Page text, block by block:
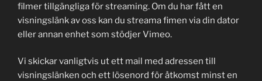
filmer tillgängliga för streaming. Om du har fått en
visningslänk av oss kan du streama fimen via din dator
eller annan enhet som stödjer Vimeo.
Vi skickar vanligtvis ut ett mail med adressen till
visningslänken och ett lösenord för åtkomst minst en